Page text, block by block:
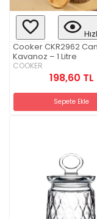
Cooker CKR2962
Kavanoz – 1 Litre
COOKER
198,60 TL
Sepete Ekle